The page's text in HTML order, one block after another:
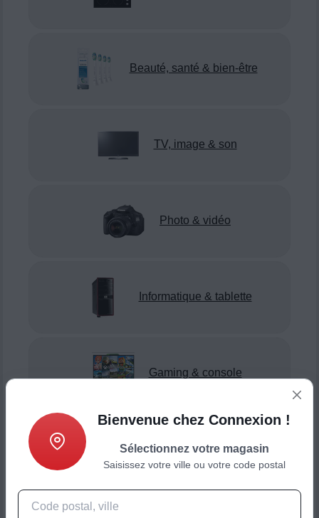
Beauté, santé & bien-être
TV, image & son
Photo & vidéo
Informatique & tablette
Gaming & console
Smartphone & téléphonie
Bienvenue chez Connexion !
Sélectionnez votre magasin
Saisissez votre ville ou votre code postal